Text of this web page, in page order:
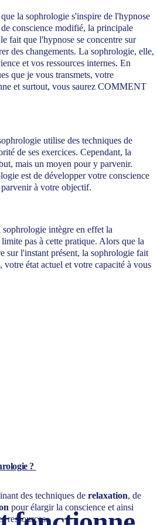
la sophrologie s'inspire de l'hypnose
conscience modifié, la principale
fait que l'hypnose se concentre sur
des changements. La sophrologie, elle,
et vos ressources internes. En
que je vous transmets, votre
et surtout, vous saurez COMMENT
utilise des techniques de
de ses exercices. Cependant, la
mais un moyen pour y parvenir.
est de développer votre conscience
à votre objectif.
sophrologie intègre en effet la
pas à cette pratique. Alors que la
sur l'instant présent, la sophrologie fait
votre état actuel et votre capacité à vous
?
des techniques de relaxation, de
pour élargir la conscience et ainsi
ressources.